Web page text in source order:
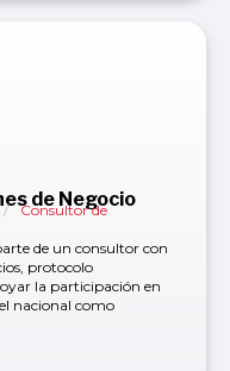
de Negocio
/
Consultor de
de un consultor con
protocolo
la participación en
nacional como